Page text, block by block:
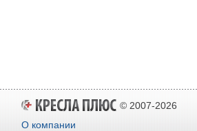
© 2007-2026
О компании